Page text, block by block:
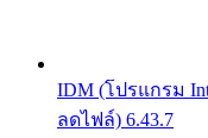
IDM (โปรแกรม
ลดไฟล์) 6.43.7